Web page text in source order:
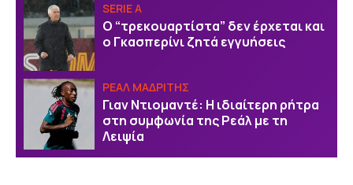
SERIE A
Ο “τρεκουαρτίστα” δεν έρχεται και
ο Γκασπερίνι ζητά εγγυήσεις
ΡΕΑΛ ΜΑΔΡΙΤΗΣ
Γιαν Ντιομαντέ: Η ιδιαίτερη ρήτρα
στη συμφωνία της Ρεάλ με τη
Λειψία